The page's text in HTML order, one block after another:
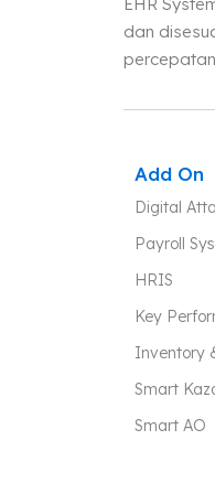
dan
Add On
Digital
Payroll
HRIS
Key
Inventory
Smart
Smart AO